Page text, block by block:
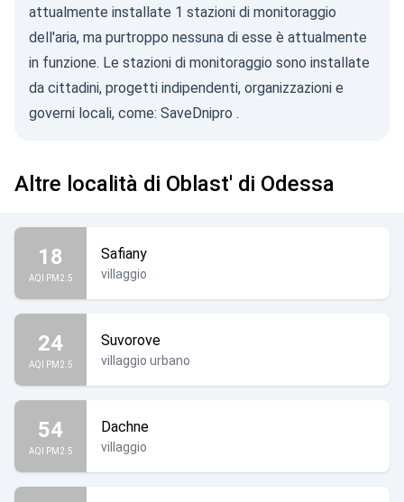
attualmente installate 1 stazioni di monitoraggio
dell'aria, ma purtroppo nessuna di esse è attualmente
in funzione. Le stazioni di monitoraggio sono installate
da cittadini, progetti indipendenti, organizzazioni e
governi locali, come: SaveDnipro .
Altre località di Oblast' di Odessa
18
AQI PM2.5
Safiany
villaggio
24
AQI PM2.5
Suvorove
villaggio urbano
54
AQI PM2.5
Dachne
villaggio